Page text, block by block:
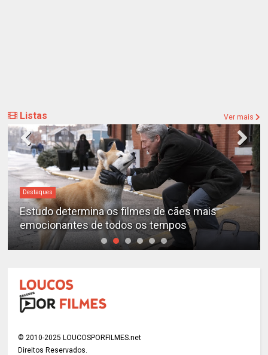
Listas Ver mais
Destaques
“A Entidade” é o filme de terror mais assustador
de todos os tempos, segundo a ciência
© 2010-2025 LOUCOSPORFILMES.net
Direitos Reservados.